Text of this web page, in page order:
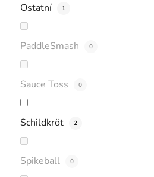
Ostatní 1
PaddleSmash 0
Sauce Toss 0
Schildkröt 2
Spikeball 0